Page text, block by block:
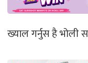
ख्याल गर्नुस है भोली